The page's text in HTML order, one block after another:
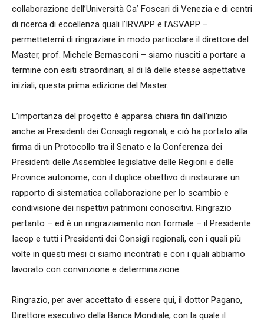
collaborazione dell’Università Ca’ Foscari di Venezia e di centri
di ricerca di eccellenza quali l’IRVAPP e l’ASVAPP –
permettetemi di ringraziare in modo particolare il direttore del
Master, prof. Michele Bernasconi – siamo riusciti a portare a
termine con esiti straordinari, al di là delle stesse aspettative
iniziali, questa prima edizione del Master.
L’importanza del progetto è apparsa chiara fin dall’inizio
anche ai Presidenti dei Consigli regionali, e ciò ha portato alla
firma di un Protocollo tra il Senato e la Conferenza dei
Presidenti delle Assemblee legislative delle Regioni e delle
Province autonome, con il duplice obiettivo di instaurare un
rapporto di sistematica collaborazione per lo scambio e
condivisione dei rispettivi patrimoni conoscitivi. Ringrazio
pertanto – ed è un ringraziamento non formale – il Presidente
Iacop e tutti i Presidenti dei Consigli regionali, con i quali più
volte in questi mesi ci siamo incontrati e con i quali abbiamo
lavorato con convinzione e determinazione.
Ringrazio, per aver accettato di essere qui, il dottor Pagano,
Direttore esecutivo della Banca Mondiale, con la quale il